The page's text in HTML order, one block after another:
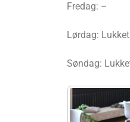
Fredag: –
Lørdag: Lukket
Søndag: